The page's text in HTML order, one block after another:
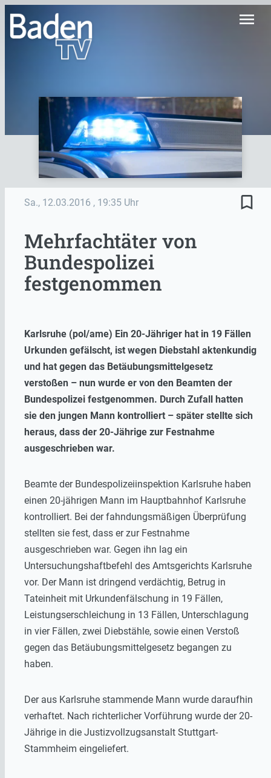
menu
Sa., 12.03.2016 , 19:35 Uhr bookmark_border
Mehrfachtäter von
Bundespolizei
festgenommen
Karlsruhe (pol/ame) Ein 20-Jähriger hat in 19 Fällen
Urkunden gefälscht, ist wegen Diebstahl aktenkundig
und hat gegen das Betäubungsmittelgesetz
verstoßen – nun wurde er von den Beamten der
Bundespolizei festgenommen. Durch Zufall hatten
sie den jungen Mann kontrolliert – später stellte sich
heraus, dass der 20-Jährige zur Festnahme
ausgeschrieben war.
Beamte der Bundespolizeiinspektion Karlsruhe haben
einen 20-jährigen Mann im Hauptbahnhof Karlsruhe
kontrolliert. Bei der fahndungsmäßigen Überprüfung
stellten sie fest, dass er zur Festnahme
ausgeschrieben war. Gegen ihn lag ein
Untersuchungshaftbefehl des Amtsgerichts Karlsruhe
vor. Der Mann ist dringend verdächtig, Betrug in
Tateinheit mit Urkundenfälschung in 19 Fällen,
Leistungserschleichung in 13 Fällen, Unterschlagung
in vier Fällen, zwei Diebstähle, sowie einen Verstoß
gegen das Betäubungsmittelgesetz begangen zu
haben.
Der aus Karlsruhe stammende Mann wurde daraufhin
verhaftet. Nach richterlicher Vorführung wurde der 20-
Jährige in die Justizvollzugsanstalt Stuttgart-
Stammheim eingeliefert.